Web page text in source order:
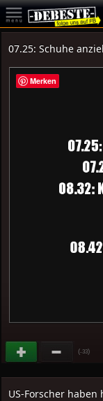
07.25: Schuhe
(-33)
US-Forscher
Merken